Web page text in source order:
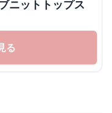
ニットトップス
る